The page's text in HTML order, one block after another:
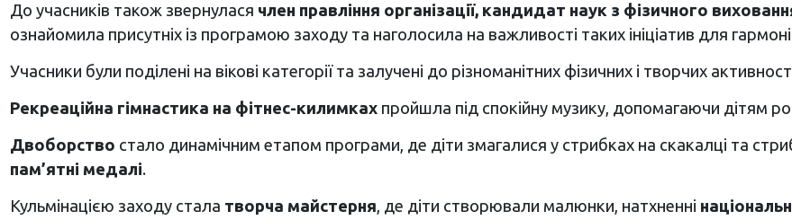
До учасників також звернулася член правління організації, кандидат наук з фізичного
ознайомила присутніх із програмою заходу та наголосила на важливості таких ініціатив для
Учасники були поділені на вікові категорії та залучені до різноманітних фізичних і творчих
Рекреаційна гімнастика на фітнес-килимкахпройшла під спокійну музику, допомагаючи дітям
Двоборство стало динамічним етапом програми, де діти змагалися у стрибках на скакалці та
пам’ятні медалі.
Кульмінацією заходу стала творча майстерня, де діти створювали малюнки, натхненні